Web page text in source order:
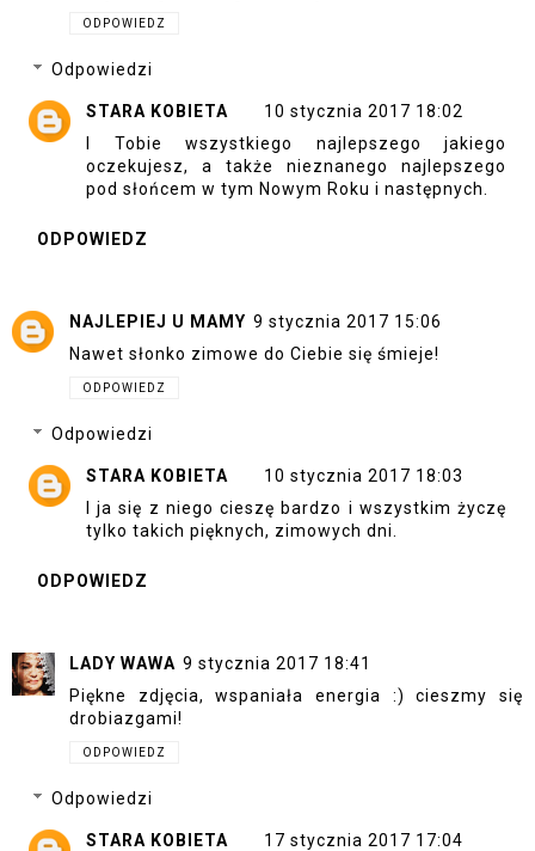
ODPOWIEDZ
Odpowiedzi
STARA KOBIETA
10 stycznia 2017 18:02
I Tobie wszystkiego najlepszego jakiego
oczekujesz, a także nieznanego najlepszego
pod słońcem w tym Nowym Roku i następnych.
ODPOWIEDZ
NAJLEPIEJ U MAMY 9 stycznia 2017 15:06
Nawet słonko zimowe do Ciebie się śmieje!
ODPOWIEDZ
Odpowiedzi
STARA KOBIETA
10 stycznia 2017 18:03
I ja się z niego cieszę bardzo i wszystkim życzę
tylko takich pięknych, zimowych dni.
ODPOWIEDZ
LADY WAWA 9 stycznia 2017 18:41
Piękne zdjęcia, wspaniała energia :) cieszmy się
drobiazgami!
ODPOWIEDZ
Odpowiedzi
STARA KOBIETA
17 stycznia 2017 17:04